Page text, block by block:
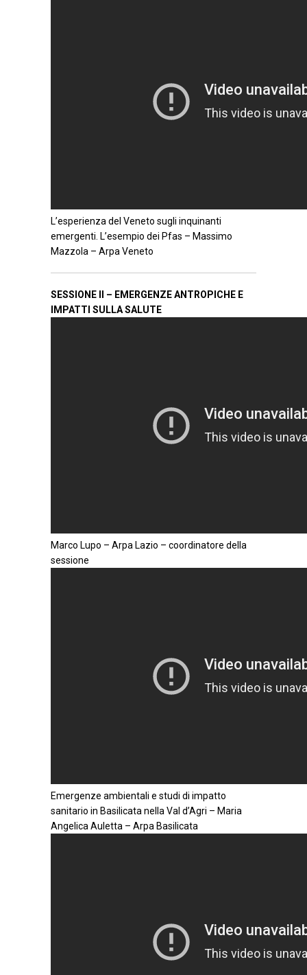
L’esperienza del Veneto sugli inquinanti
emergenti. L’esempio dei Pfas – Massimo
Mazzola – Arpa Veneto
SESSIONE II – EMERGENZE ANTROPICHE E
IMPATTI SULLA SALUTE
Marco Lupo – Arpa Lazio – coordinatore della
sessione
Emergenze ambientali e studi di impatto
sanitario in Basilicata nella Val d’Agri – Maria
Angelica Auletta – Arpa Basilicata